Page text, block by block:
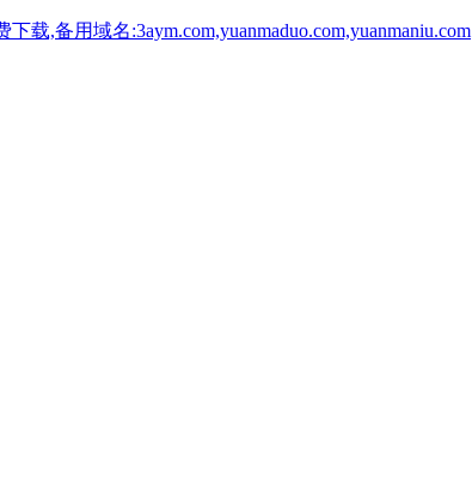
,备用域名:3aym.com,yuanmaduo.com,yuanmaniu.com